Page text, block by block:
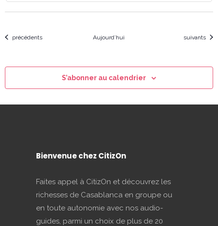
Évènements
précédents Aujourd’hui Évènements
suivants
S’abonner au calendrier
Bienvenue chez CitizOn
Faites appel à CitizOn et découvrez les
richesses de Casablanca en groupe ou
en toute autonomie avec nos audio-
guides, parmi un choix de plus de 20